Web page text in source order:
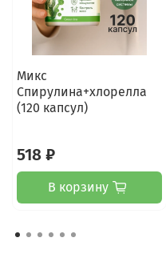
Микс
Спирулина+хлорелла
(120 капсул)
518 ₽
В корзину